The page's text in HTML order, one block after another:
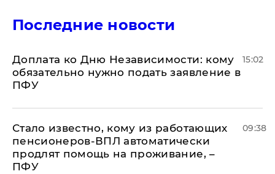
Последние новости
Доплата ко Дню Независимости: кому
обязательно нужно подать заявление в
ПФУ
15:02
Стало известно, кому из работающих
пенсионеров-ВПЛ автоматически
продлят помощь на проживание, –
ПФУ
09:38